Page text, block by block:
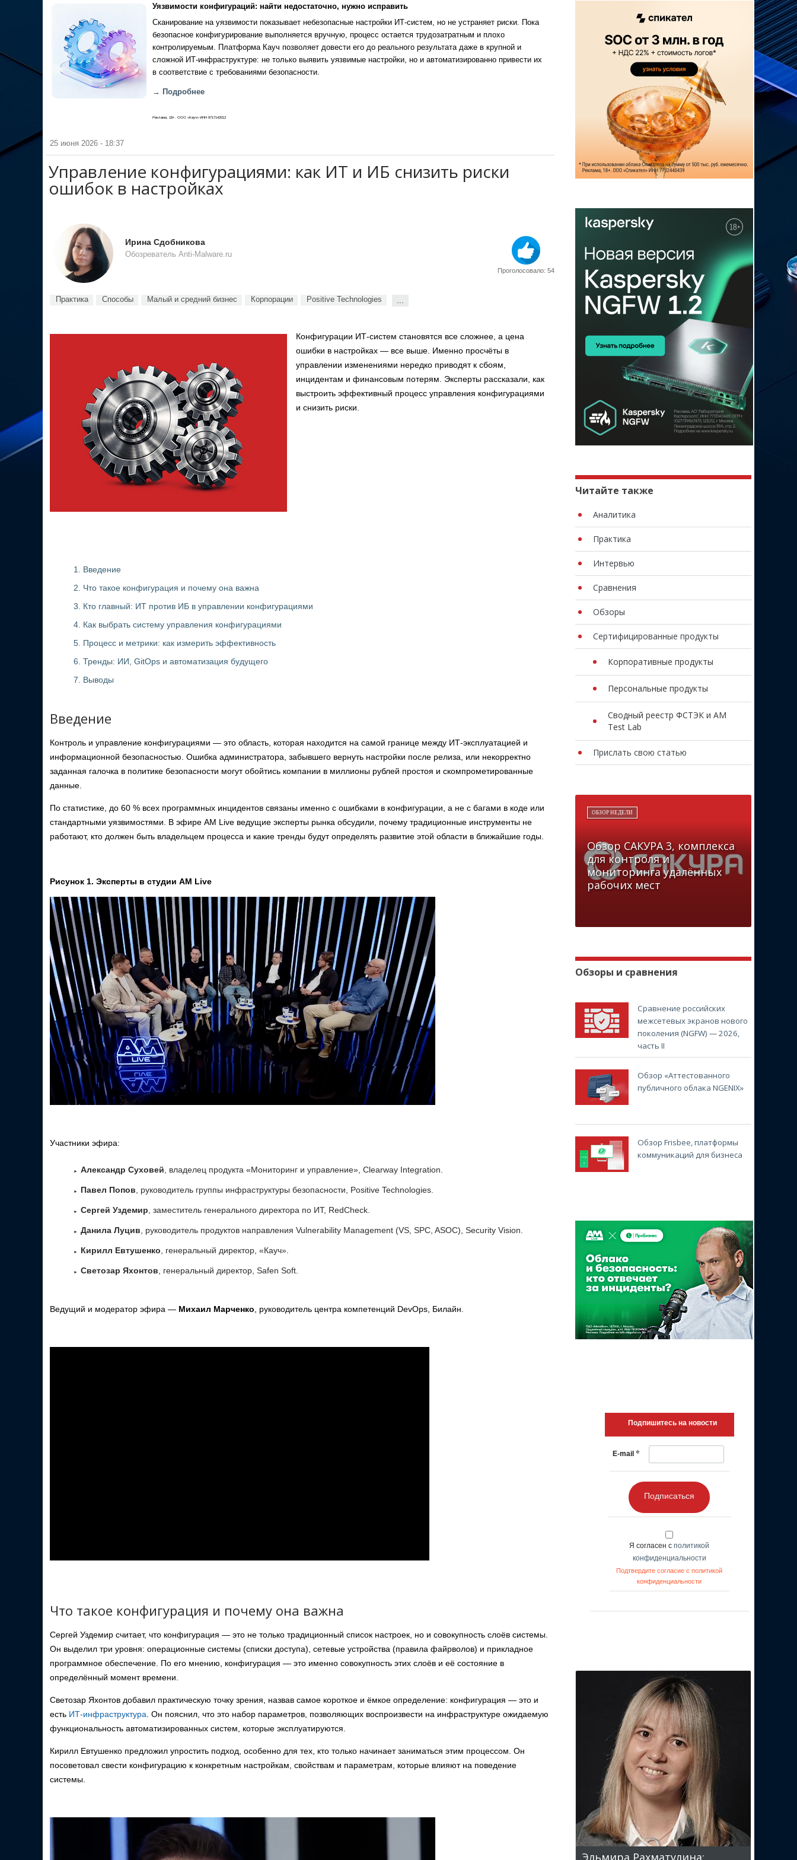
Уязвимости конфигураций: найти недостаточно, нужно исправить
Сканирование на уязвимости показывает небезопасные настройки ИТ-систем, но не устраняет риски. Пока
безопасное конфигурирование выполняется вручную, процесс остается трудозатратным и плохо
контролируемым. Платформа Кауч позволяет довести его до реального результата даже в крупной и
сложной ИТ-инфраструктуре: не только выявить уязвимые настройки, но и автоматизированно привести их
в соответствие с требованиями безопасности.
→ Подробнее
Реклама, 18+. ООО «Кауч» ИНН 9717142012
25 июня 2026 - 18:37
Управление конфигурациями: как ИТ и ИБ снизить риски
ошибок в настройках
Ирина Сдобникова
Обозреватель Anti-Malware.ru
Проголосовало: 54
Практика Способы Малый и средний бизнес Корпорации Positive Technologies ...
Конфигурации ИТ-систем становятся все сложнее, а цена
ошибки в настройках — все выше. Именно просчёты в
управлении изменениями нередко приводят к сбоям,
инцидентам и финансовым потерям. Эксперты рассказали, как
выстроить эффективный процесс управления конфигурациями
и снизить риски.
1. Введение
2. Что такое конфигурация и почему она важна
3. Кто главный: ИТ против ИБ в управлении конфигурациями
4. Как выбрать систему управления конфигурациями
5. Процесс и метрики: как измерить эффективность
6. Тренды: ИИ, GitOps и автоматизация будущего
7. Выводы
Введение
Контроль и управление конфигурациями — это область, которая находится на самой границе между ИТ-эксплуатацией и
информационной безопасностью. Ошибка администратора, забывшего вернуть настройки после релиза, или некорректно
заданная галочка в политике безопасности могут обойтись компании в миллионы рублей простоя и скомпрометированные
данные.
По статистике, до 60 % всех программных инцидентов связаны именно с ошибками в конфигурации, а не с багами в коде или
стандартными уязвимостями. В эфире AM Live ведущие эксперты рынка обсудили, почему традиционные инструменты не
работают, кто должен быть владельцем процесса и какие тренды будут определять развитие этой области в ближайшие годы.
Рисунок 1. Эксперты в студии AM Live
Участники эфира:
Александр Суховей , владелец продукта «Мониторинг и управление», Clearway Integration.
Павел Попов , руководитель группы инфраструктуры безопасности, Positive Technologies.
Сергей Уздемир , заместитель генерального директора по ИТ, RedCheck.
Данила Луцив , руководитель продуктов направления Vulnerability Management (VS, SPC, ASOC), Security Vision.
Кирилл Евтушенко , генеральный директор, «Кауч».
Светозар Яхонтов , генеральный директор, Safen Soft.
Ведущий и модератор эфира — Михаил Марченко , руководитель центра компетенций DevOps, Билайн.
Что такое конфигурация и почему она важна
Сергей Уздемир считает, что конфигурация — это не только традиционный список настроек, но и совокупность слоёв системы.
Он выделил три уровня: операционные системы (списки доступа), сетевые устройства (правила файрволов) и прикладное
программное обеспечение. По его мнению, конфигурация — это именно совокупность этих слоёв и её состояние в
определённый момент времени.
Светозар Яхонтов добавил практическую точку зрения, назвав самое короткое и ёмкое определение: конфигурация — это и
есть ИТ-инфраструктура . Он пояснил, что это набор параметров, позволяющих воспроизвести на инфраструктуре ожидаемую
функциональность автоматизированных систем, которые эксплуатируются.
Кирилл Евтушенко предложил упростить подход, особенно для тех, кто только начинает заниматься этим процессом. Он
посоветовал свести конфигурацию к конкретным настройкам, свойствам и параметрам, которые влияют на поведение
системы.
Читайте также
Аналитика
Практика
Интервью
Сравнения
Обзоры
Сертифицированные продукты
Корпоративные продукты
Персональные продукты
Сводный реестр ФСТЭК и AM
Test Lab
Прислать свою статью
ОБЗОР НЕДЕЛИ
Обзор САКУРА 3, комплекса
для контроля и
мониторинга удалённых
рабочих мест
Обзоры и сравнения
Сравнение российских
межсетевых экранов нового
поколения (NGFW) — 2026,
часть II
Обзор «Аттестованного
публичного облака NGENIX»
Обзор Frisbee, платформы
коммуникаций для бизнеса
Подпишитесь на новости
E-mail *
Подписаться
Я согласен с политикой
конфиденциальности
Подтвердите согласие с политикой
конфиденциальности
Эльмира Рахматулина: